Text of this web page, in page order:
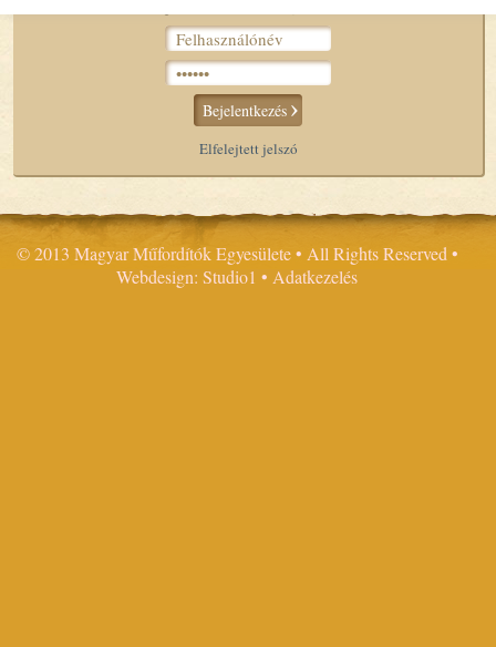
Bejelentkezés
Elfelejtett jelszó
© 2013 Magyar Műfordítók Egyesülete • All Rights Reserved •
Webdesign: Studio1 • Adatkezelés